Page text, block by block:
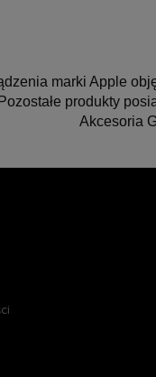
marki Apple
Pozostałe produkty
Akcesoria